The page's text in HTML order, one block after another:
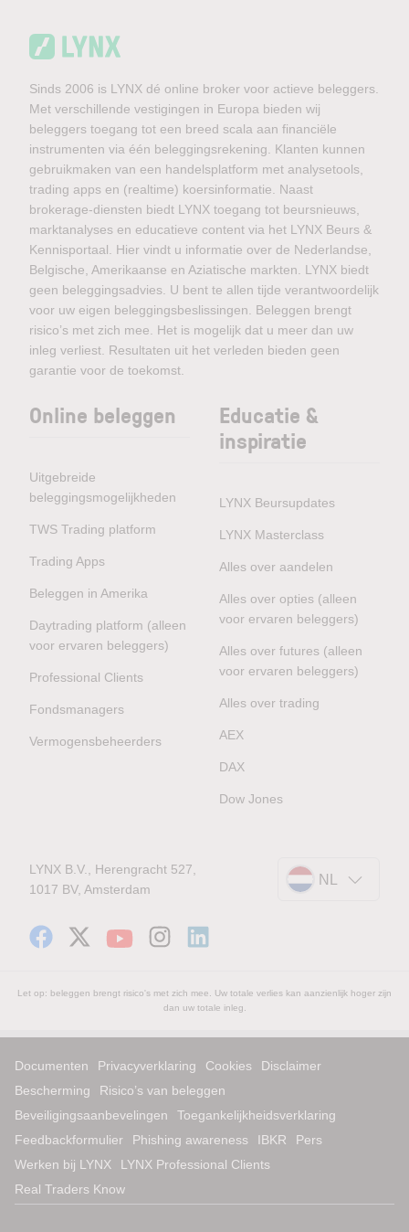
Sinds 2006 is LYNX dé online broker voor actieve beleggers.
Met verschillende vestigingen in Europa bieden wij
beleggers toegang tot een breed scala aan financiële
instrumenten via één beleggingsrekening. Klanten kunnen
gebruikmaken van een handelsplatform met analysetools,
trading apps en (realtime) koersinformatie. Naast
brokerage-diensten biedt LYNX toegang tot beursnieuws,
marktanalyses en educatieve content via het LYNX Beurs &
Kennisportaal. Hier vindt u informatie over de Nederlandse,
Belgische, Amerikaanse en Aziatische markten. LYNX biedt
geen beleggingsadvies. U bent te allen tijde verantwoordelijk
voor uw eigen beleggingsbeslissingen. Beleggen brengt
risico’s met zich mee. Het is mogelijk dat u meer dan uw
inleg verliest. Resultaten uit het verleden bieden geen
garantie voor de toekomst.
Online beleggen
Uitgebreide
beleggingsmogelijkheden
TWS Trading platform
Trading Apps
Beleggen in Amerika
Daytrading platform (alleen
voor ervaren beleggers)
Professional Clients
Fondsmanagers
Vermogensbeheerders
Educatie &
inspiratie
LYNX Beursupdates
LYNX Masterclass
Alles over aandelen
Alles over opties (alleen
voor ervaren beleggers)
Alles over futures (alleen
voor ervaren beleggers)
Alles over trading
AEX
DAX
Dow Jones
LYNX B.V., Herengracht 527,
1017 BV, Amsterdam
NL
Let op: beleggen brengt risico's met zich mee. Uw totale verlies kan aanzienlijk hoger zijn
dan uw totale inleg.
Documenten Privacyverklaring Cookies
Disclaimer
Bescherming
Risico’s van beleggen
Beveiligingsaanbevelingen
Toegankelijkheidsverklaring
Feedbackformulier
Phishing awareness IBKR
Pers
Werken bij LYNX
LYNX Professional Clients
Real Traders Know